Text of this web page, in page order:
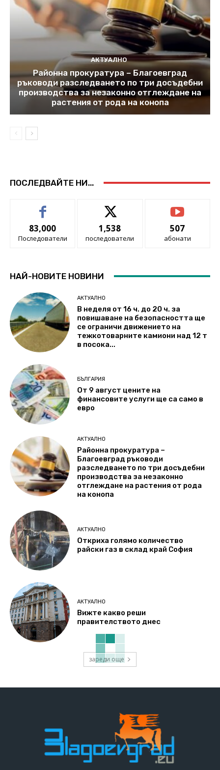
АКТУАЛНО
Районна прокуратура – Благоевград
ръководи разследването по три досъдебни
производства за незаконно отглеждане на
растения от рода на конопа
ПОСЛЕДВАЙТЕ НИ...
83,000
Последователи
1,538
последователи
507
абонати
НАЙ-НОВИТЕ НОВИНИ
АКТУАЛНО
В неделя от 16 ч. до 20 ч. за
повишаване на безопасността ще
се ограничи движението на
тежкотоварните камиони над 12 т
в посока...
БЪЛГАРИЯ
От 9 август цените на
финансовите услуги ще са само в
евро
АКТУАЛНО
Районна прокуратура –
Благоевград ръководи
разследването по три досъдебни
производства за незаконно
отглеждане на растения от рода
на конопа
АКТУАЛНО
Откриха голямо количество
райски газ в склад край София
АКТУАЛНО
Вижте какво реши
правителството днес
зареди още